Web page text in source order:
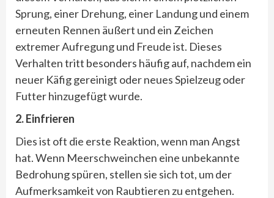
Sprung, einer Drehung, einer Landung und einem
erneuten Rennen äußert und ein Zeichen
extremer Aufregung und Freude ist. Dieses
Verhalten tritt besonders häufig auf, nachdem ein
neuer Käfig gereinigt oder neues Spielzeug oder
Futter hinzugefügt wurde.
2. Einfrieren
Dies ist oft die erste Reaktion, wenn man Angst
hat. Wenn Meerschweinchen eine unbekannte
Bedrohung spüren, stellen sie sich tot, um der
Aufmerksamkeit von Raubtieren zu entgehen.